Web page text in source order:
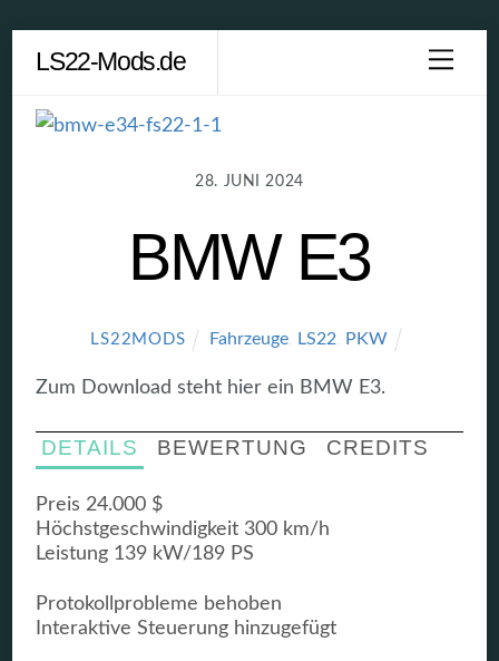
content
LS22-Mods.de
28. JUNI 2024
BMW E3
LS22MODS Fahrzeuge, LS22 PKW
Zum Download steht hier ein BMW E3.
DETAILS BEWERTUNG CREDITS
Preis 24.000 $
Höchstgeschwindigkeit 300 km/h
Leistung 139 kW/189 PS
Protokollprobleme behoben
Interaktive Steuerung hinzugefügt